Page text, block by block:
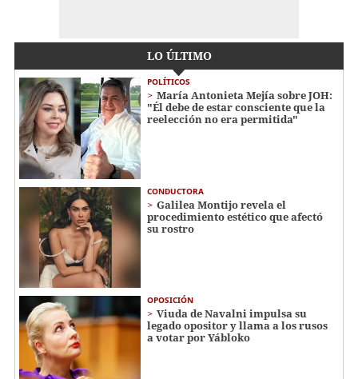
LO ÚLTIMO
POLÍTICOS
María Antonieta Mejía sobre JOH:
"Él debe de estar consciente que la
reelección no era permitida"
CONDUCTORA
Galilea Montijo revela el
procedimiento estético que afectó
su rostro
OPOSICIÓN
Viuda de Navalni impulsa su
legado opositor y llama a los rusos
a votar por Yábloko